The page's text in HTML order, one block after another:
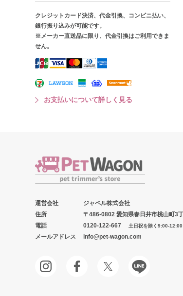
クレジットカード決済、代金引換、コンビニ払い、
銀行振り込みが可能です。
※メーカー直送品に限り、代金引換はご利用できま
せん。
お支払いについて詳しく見る
運営会社
ジャペル株式会社
住所
〒486-0802 愛知県春日井市桃山町3
電話
0120-122-667 土日祝を除く9:00-
メールアドレス info@pet-wagon.com